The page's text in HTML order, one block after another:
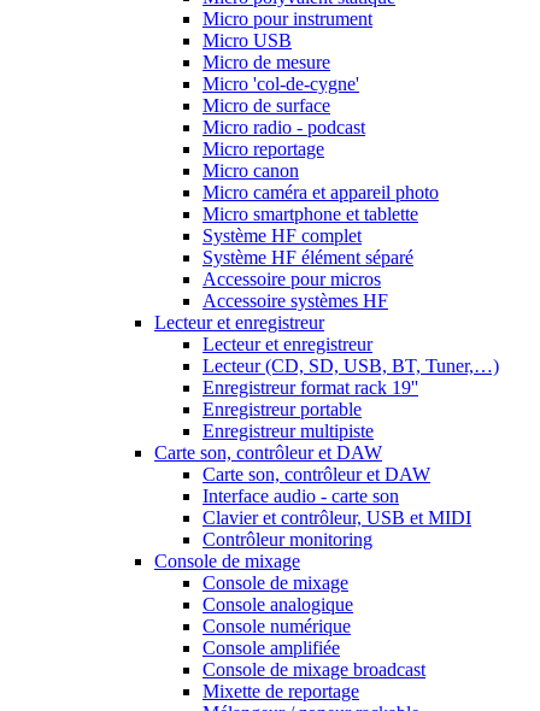
Micro pour instrument
Micro USB
Micro de mesure
Micro 'col-de-cygne'
Micro de surface
Micro radio - podcast
Micro reportage
Micro canon
Micro caméra et appareil photo
Micro smartphone et tablette
Système HF complet
Système HF élément séparé
Accessoire pour micros
Accessoire systèmes HF
Lecteur et enregistreur
Lecteur et enregistreur
Lecteur (CD, SD, USB, BT, Tuner,…)
Enregistreur format rack 19''
Enregistreur portable
Enregistreur multipiste
Carte son, contrôleur et DAW
Carte son, contrôleur et DAW
Interface audio - carte son
Clavier et contrôleur, USB et MIDI
Contrôleur monitoring
Console de mixage
Console de mixage
Console analogique
Console numérique
Console amplifiée
Console de mixage broadcast
Mixette de reportage